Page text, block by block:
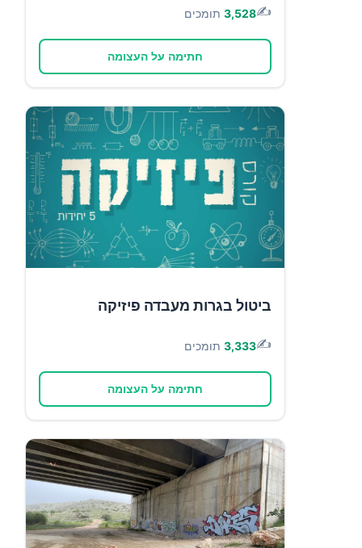
✍️
3,528 תומכים
חתימה על העצומה
ביטול בגרות מעבדה פיזיקה
✍️
3,333 תומכים
חתימה על העצומה